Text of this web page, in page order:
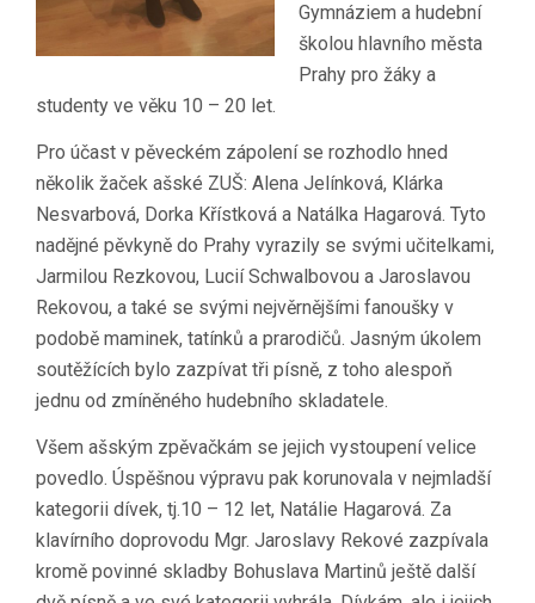
Gymnáziem a hudební
školou hlavního města
Prahy pro žáky a
studenty ve věku 10 – 20 let.
Pro účast v pěveckém zápolení se rozhodlo hned
několik žaček ašské ZUŠ: Alena Jelínková, Klárka
Nesvarbová, Dorka Křístková a Natálka Hagarová. Tyto
nadějné pěvkyně do Prahy vyrazily se svými učitelkami,
Jarmilou Rezkovou, Lucií Schwalbovou a Jaroslavou
Rekovou, a také se svými nejvěrnějšími fanoušky v
podobě maminek, tatínků a prarodičů. Jasným úkolem
soutěžících bylo zazpívat tři písně, z toho alespoň
jednu od zmíněného hudebního skladatele.
Všem ašským zpěvačkám se jejich vystoupení velice
povedlo. Úspěšnou výpravu pak korunovala v nejmladší
kategorii dívek, tj.10 – 12 let, Natálie Hagarová. Za
klavírního doprovodu Mgr. Jaroslavy Rekové zazpívala
kromě povinné skladby Bohuslava Martinů ještě další